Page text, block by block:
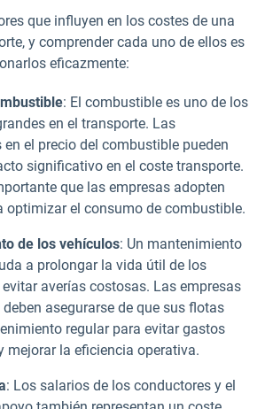
que influyen en los costes de una
y comprender cada uno de ellos es
eficazmente:
: El combustible es uno de los
en el transporte. Las
el precio del combustible pueden
significativo en el coste transporte.
que las empresas adopten
optimizar el consumo de combustible.
de los vehículos: Un mantenimiento
a prolongar la vida útil de los
averías costosas. Las empresas
asegurarse de que sus flotas
regular para evitar gastos
mejorar la eficiencia operativa.
: Los salarios de los conductores y el